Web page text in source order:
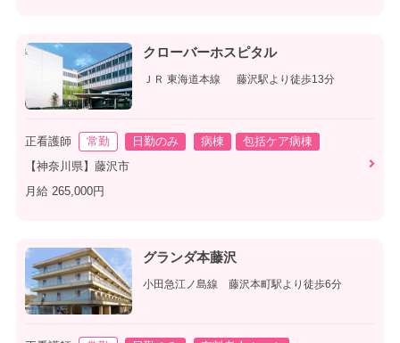
クローバーホスピタル
ＪＲ 東海道本線 藤沢駅より徒歩13分
正看護師 常勤 日勤のみ 病棟
包括ケア病棟
【神奈川県】藤沢市
月給 265,000円
グランダ本藤沢
小田急江ノ島線 藤沢本町駅より徒歩6分